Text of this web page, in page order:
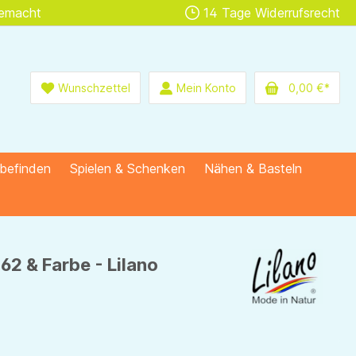
14 Tage Widerrufsrecht
Wunschzettel Mein Konto 0,00 €*
Spielen & Schenken
Nähen & Basteln
& Farbe - Lilano